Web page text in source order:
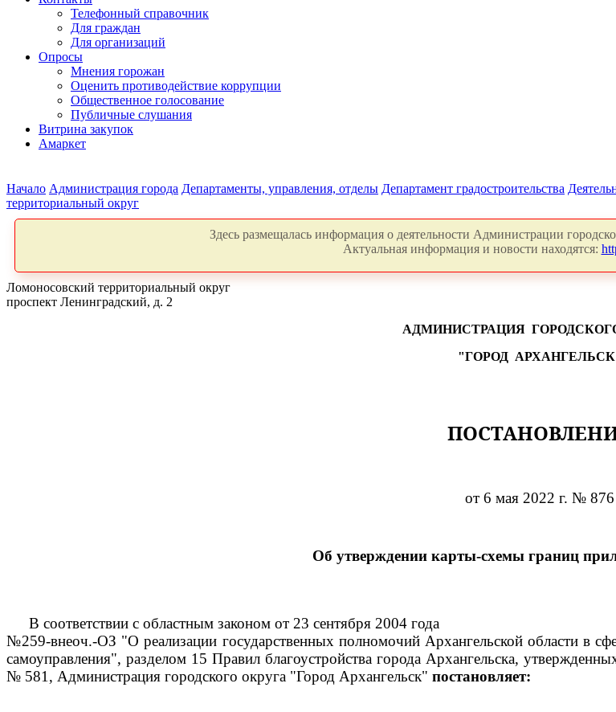
Телефонный справочник
Для граждан
Для организаций
Опросы
Мнения горожан
Оценить противодействие коррупции
Общественное голосование
Публичные слушания
Витрина закупок
Амаркет
Начало Администрация города Департаменты, управления, отделы Департамент градостроительства
территориальный округ
Здесь размещалась информация о деятельности Администрации
Актуальная информация и новости находятся:
Ломоносовский территориальный округ
проспект Ленинградский, д. 2
АДМИНИСТРАЦИЯ
"ГОРОД
от 6 мая 2022 г. № 876
Об утверждении карты-схемы границ
В соответствии с областным законом от 23 сентября 2004 года
№259-внеоч.-ОЗ "О реализации государственных полномочий Архангельской области в
самоуправления", разделом 15 Правил благоустройства города Архангельска,
№ 581, Администрация городского округа "Город Архангельск" постановляет: